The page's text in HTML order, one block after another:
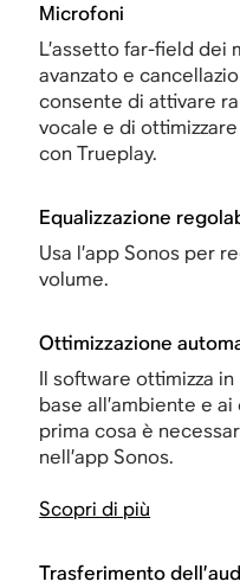
Microfoni
L’assetto far-field dei
avanzato e
consente di attivare
vocale e di
con Trueplay.
Equalizzazione
Usa l’app Sonos per
volume.
Ottimizzazione
Il software ottimizza
base all’ambiente e
prima cosa è
nell’app Sonos.
Scopri di più
Trasferimento